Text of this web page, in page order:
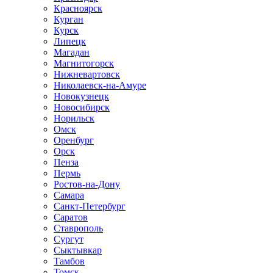
Красноярск
Курган
Курск
Липецк
Магадан
Магнитогорск
Нижневартовск
Николаевск-на-Амуре
Новокузнецк
Новосибирск
Норильск
Омск
Оренбург
Орск
Пенза
Пермь
Ростов-на-Дону
Самара
Санкт-Петербург
Саратов
Ставрополь
Сургут
Сыктывкар
Тамбов